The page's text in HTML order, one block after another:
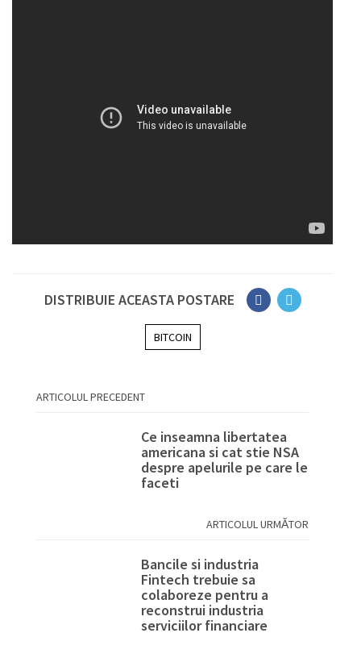
DISTRIBUIE ACEASTA POSTARE
BITCOIN
ARTICOLUL PRECEDENT
Ce inseamna libertatea
americana si cat stie NSA
despre apelurile pe care le
faceti
ARTICOLUL URMĂTOR
Bancile si industria
Fintech trebuie sa
colaboreze pentru a
reconstrui industria
serviciilor financiare